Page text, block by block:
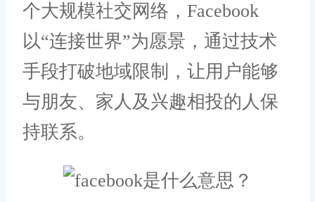
个大规模社交网络，Facebook
以“连接世界”为愿景，通过技术
手段打破地域限制，让用户能够
与朋友、家人及兴趣相投的人保
持联系。